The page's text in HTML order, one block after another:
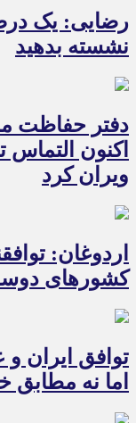
رضایی: یک
نشسته بدهید
دفتر حفاظت
اکنون
ویران کرد
اردوغان:
کشورهای
توافق ایران
اما نه مطابق